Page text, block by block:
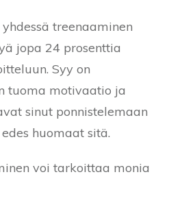
treenaaminen
jopa 24 prosenttia
Syy on
tuoma motivaatio ja
sinut ponnistelemaan
huomaat sitä.
voi tarkoittaa monia